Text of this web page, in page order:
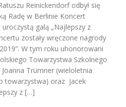
Reinickendorf odbył się
Radę w Berlinie Koncert
galą „Najlepszy z
zostały wręczone nagrody
W tym roku uhonorowani
Towarzystwa Szkolnego
Trümner (wieloletnia
towarzystwa) oraz Jacek
z […]